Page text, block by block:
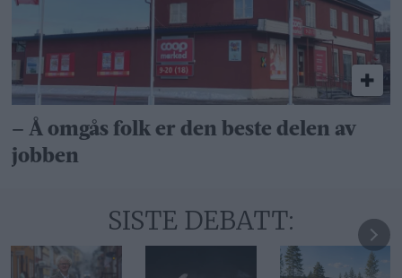
– Å omgås folk er den beste delen av
jobben
SISTE DEBATT: